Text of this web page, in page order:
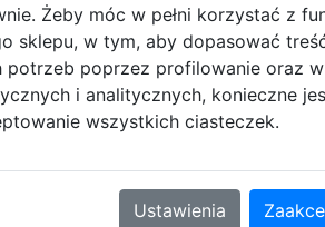
Posiada
Zawiera
Żeby móc w pełni korzystać z
sklepu, w tym, aby dopasować
potrzeb poprzez profilowanie oraz
i analitycznych, konieczne
wszystkich ciasteczek.
Ustawienia